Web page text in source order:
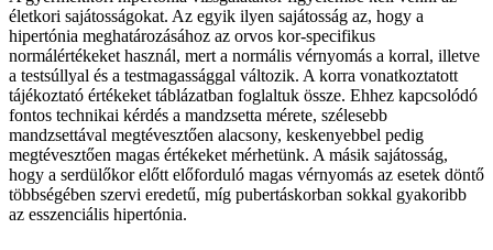
életkori sajátosságokat. Az egyik ilyen sajátosság az, hogy a
hipertónia meghatározásához az orvos kor-specifikus
normálértékeket használ, mert a normális vérnyomás a korral, illetve
a testsúllyal és a testmagassággal változik. A korra vonatkoztatott
tájékoztató értékeket táblázatban foglaltuk össze. Ehhez kapcsolódó
fontos technikai kérdés a mandzsetta mérete, szélesebb
mandzsettával megtévesztően alacsony, keskenyebbel pedig
megtévesztően magas értékeket mérhetünk. A másik sajátosság,
hogy a serdülőkor előtt előforduló magas vérnyomás az esetek döntő
többségében szervi eredetű, míg pubertáskorban sokkal gyakoribb
az esszenciális hipertónia.